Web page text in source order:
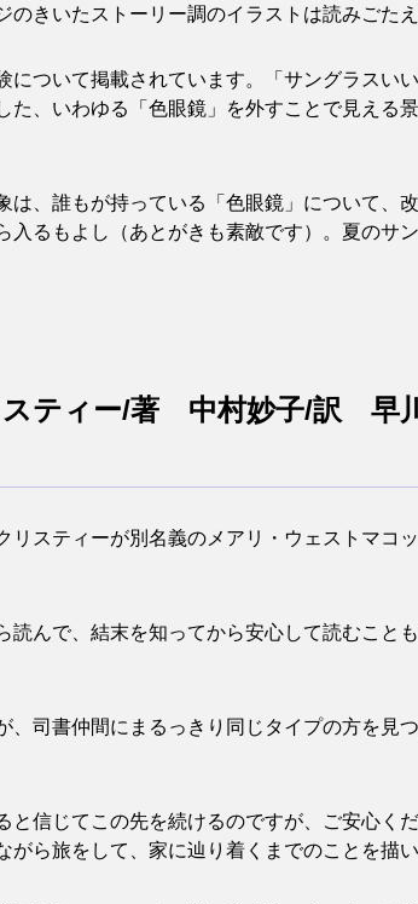
きいたストーリー調のイラストは読みごたえ
ついて掲載されています。「サングラスい
、いわゆる「色眼鏡」を外すことで見える
、誰もが持っている「色眼鏡」について、
るもよし（あとがきも素敵です）。夏のサ
スティー/著 中村妙子/訳 早
スティーが別名義のメアリ・ウェストマコ
んで、結末を知ってから安心して読むこと
司書仲間にまるっきり同じタイプの方を見
信じてこの先を続けるのですが、ご安心く
ら旅をして、家に辿り着くまでのことを描い